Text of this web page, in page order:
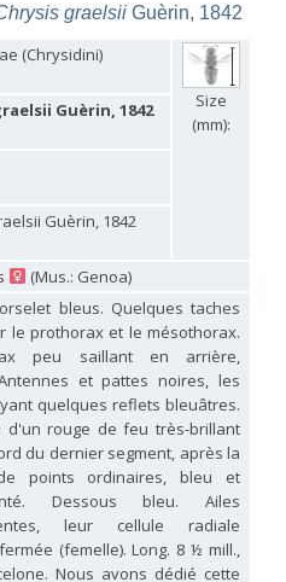
1878
1959
1919
graelsii Guèrin, 1842
(Chrysidini)
Size
(mm):
Guèrin, 1842
Guèrin, 1842
(Mus.: Genoa)
bleus. Quelques taches
le prothorax et le mésothorax.
peu saillant en arrière,
et pattes noires, les
quelques reflets bleuâtres.
d'un rouge de feu très-brillant
du dernier segment, après la
points ordinaires, bleu et
Dessous bleu. Ailes
leur cellule radiale
(femelle). Long. 8 ½ mill.,
Nous avons dédié cette